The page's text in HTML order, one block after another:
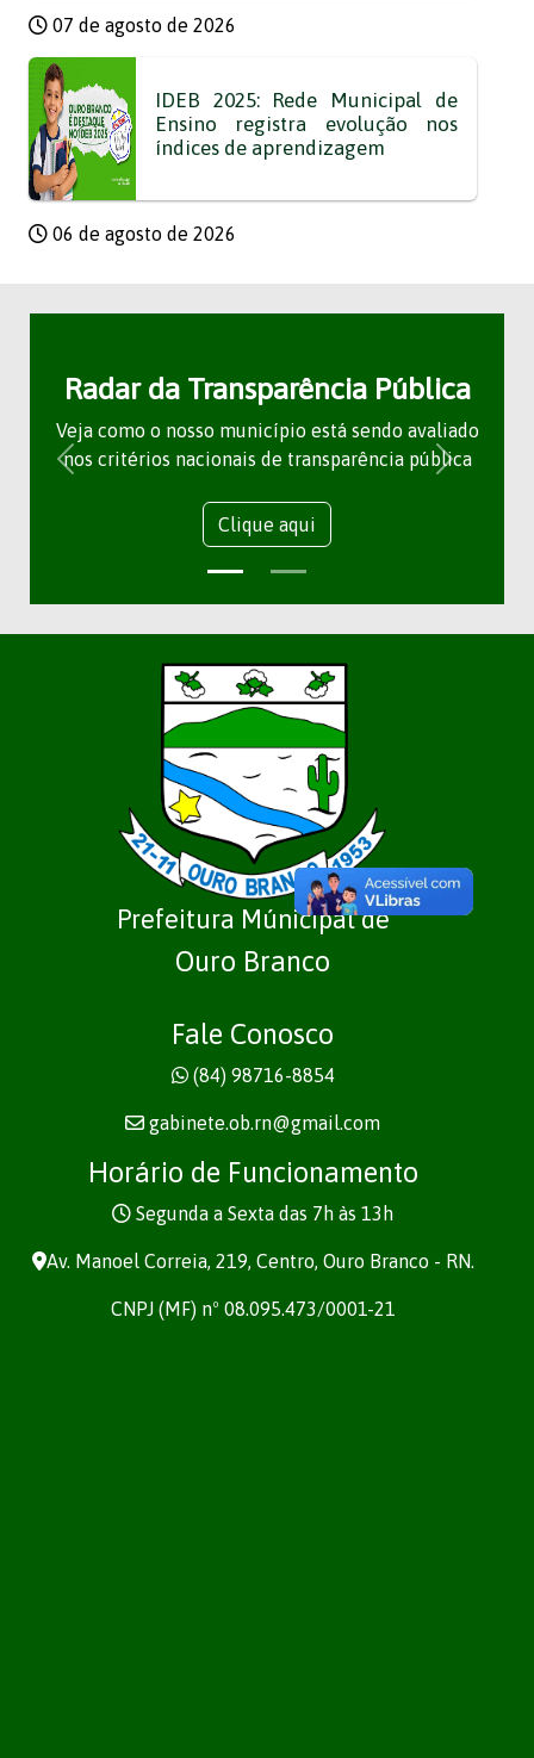
07 de agosto de 2026
IDEB 2025: Rede Municipal de
Ensino registra evolução nos
índices de aprendizagem
06 de agosto de 2026
Radar da Transparência Pública
Veja como o nosso município está sendo avaliado
nos critérios nacionais de transparência pública
Clique aqui
Prefeitura Múnicipal de
Ouro Branco
Fale Conosco
(84) 98716-8854
gabinete.ob.rn@gmail.com
Horário de Funcionamento
Segunda a Sexta das 7h às 13h
Av. Manoel Correia, 219, Centro, Ouro Branco - RN.
CNPJ (MF) nº 08.095.473/0001-21